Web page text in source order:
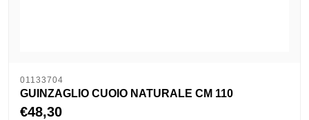
01133704
GUINZAGLIO CUOIO NATURALE CM 110
€48,30